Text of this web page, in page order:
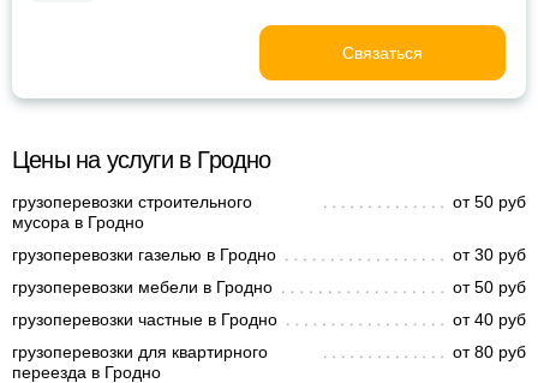
Связаться
Цены на услуги в Гродно
грузоперевозки строительного
мусора в Гродно
от 50 руб
грузоперевозки газелью в Гродно
от 30 руб
грузоперевозки мебели в Гродно
от 50 руб
грузоперевозки частные в Гродно
от 40 руб
грузоперевозки для квартирного
переезда в Гродно
от 80 руб